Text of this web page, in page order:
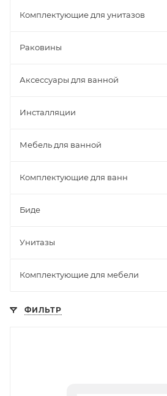
Комплектующие для унитазов
Раковины
Аксессуары для ванной
Инсталляции
Мебель для ванной
Комплектующие для ванн
Биде
Унитазы
Комплектующие для мебели
ФИЛЬТР